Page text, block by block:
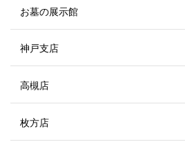
お墓の展示館
神戸支店
高槻店
枚方店